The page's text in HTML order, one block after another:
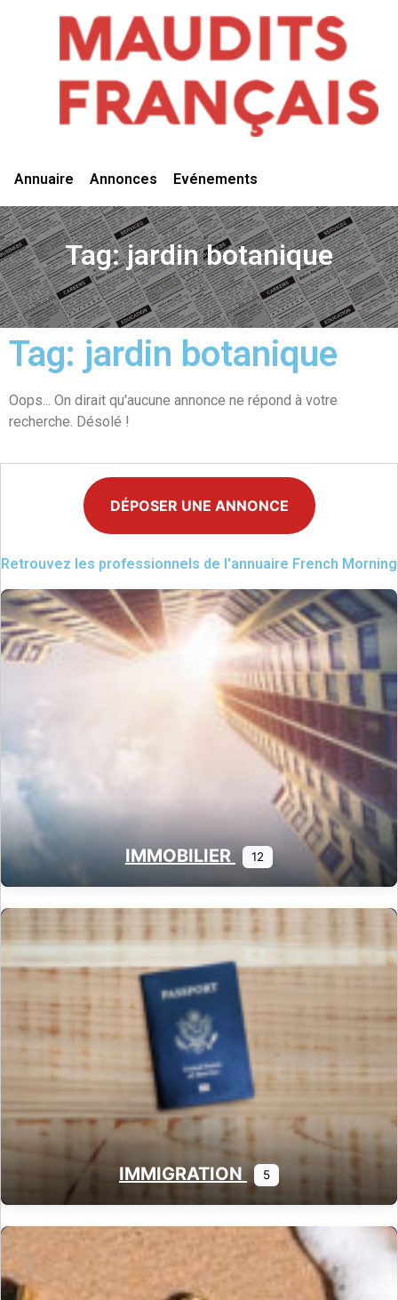
Annuaire Annonces Evénements
Tag: jardin botanique
Tag: jardin botanique
Oops... On dirait qu'aucune annonce ne répond à votre
recherche. Désolé !
DÉPOSER UNE ANNONCE
Retrouvez les professionnels de l'annuaire French Morning
IMMOBILIER 12
IMMIGRATION 5